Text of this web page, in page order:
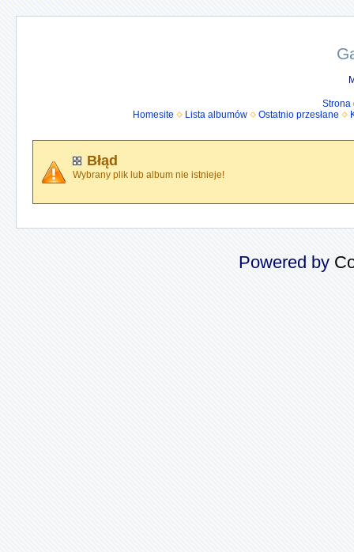
Strona
Homesite
Lista albumów Ostatnio przesłane
Błąd
Wybrany plik lub album nie istnieje!
Powered by